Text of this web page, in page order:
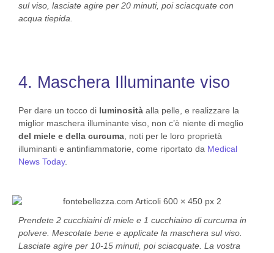
sul viso, lasciate agire per 20 minuti, poi sciacquate con
acqua tiepida.
4. Maschera Illuminante viso
Per dare un tocco di luminosità alla pelle, e realizzare la
miglior maschera illuminante viso, non c’è niente di meglio
del miele e della curcuma, noti per le loro proprietà
illuminanti e antinfiammatorie, come riportato da Medical
News Today.
Prendete 2 cucchiaini di miele e 1 cucchiaino di curcuma in
polvere. Mescolate bene e applicate la maschera sul viso.
Lasciate agire per 10-15 minuti, poi sciacquate. La vostra